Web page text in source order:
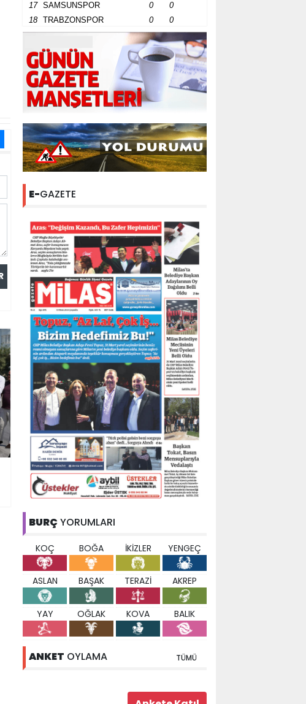
17
SAMSUNSPOR 0
0
18
TRABZONSPOR 0 0
E-GAZETE
BURÇ YORUMLARI
KOÇ BOĞA İKİZLER YENGEÇ
ASLAN BAŞAK TERAZİ AKREP
YAY OĞLAK KOVA BALIK
ANKET OYLAMA TÜMÜ